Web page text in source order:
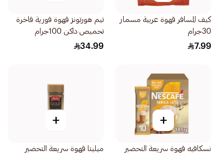
كيف المسافر قهوة عربية مسمار
30جرام
7.99
تيم هورتونز قهوة فورية فاخرة
تحميص داكن 100جرام
34.99
+
نسكافيه قهوة سريعة التحضير
+
ميليتا قهوة سريعة التحضير